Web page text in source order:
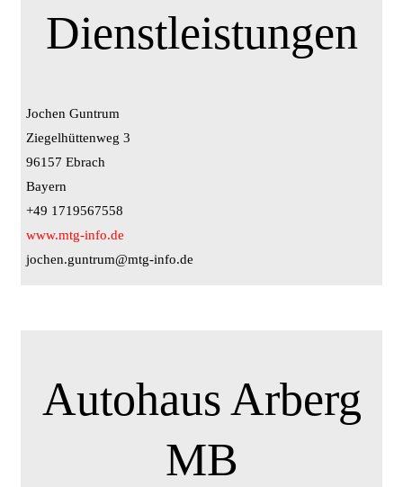
Dienstleistungen
Jochen Guntrum
Ziegelhüttenweg 3
96157 Ebrach
Bayern
+49 1719567558
www.mtg-info.de
jochen.guntrum@mtg-info.de
Autohaus Arberg
MB